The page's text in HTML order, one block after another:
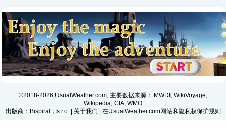
©2018-2026 UsualWeather.com, 主要数据来源： MWDI, WikiVoyage,
Wikipedia, CIA, WMO
出版商：Bispiral，s.r.o. | 关于我们 | 在UsualWeather.com网站和隐私权保护规则